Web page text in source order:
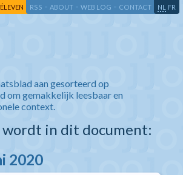
RSS - ABOUT - WEB LOG - CONTACT NL FR
aan gesorteerd op
om gemakkelijk leesbaar en
context.
wordt in dit document:
2020